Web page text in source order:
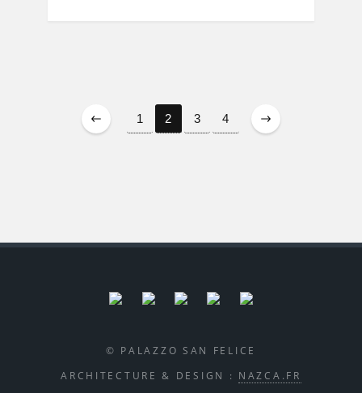
1 2 3 4
© PALAZZO SAN FELICE
ARCHITECTURE & DESIGN : NAZCA.FR